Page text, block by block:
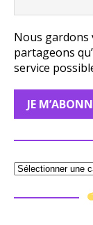
Nous gardons
partageons
service